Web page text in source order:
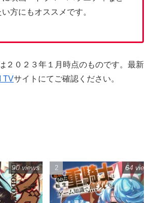
方にもオススメです。
２０２３年１月時点のものです。最新
TVサイトにてご確認ください。
90 views 64